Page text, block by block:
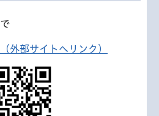
外部サイトへリンク）